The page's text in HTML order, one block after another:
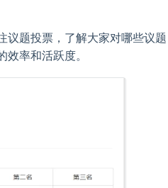
议题投票，了解大家对哪些议题
率和活跃度。